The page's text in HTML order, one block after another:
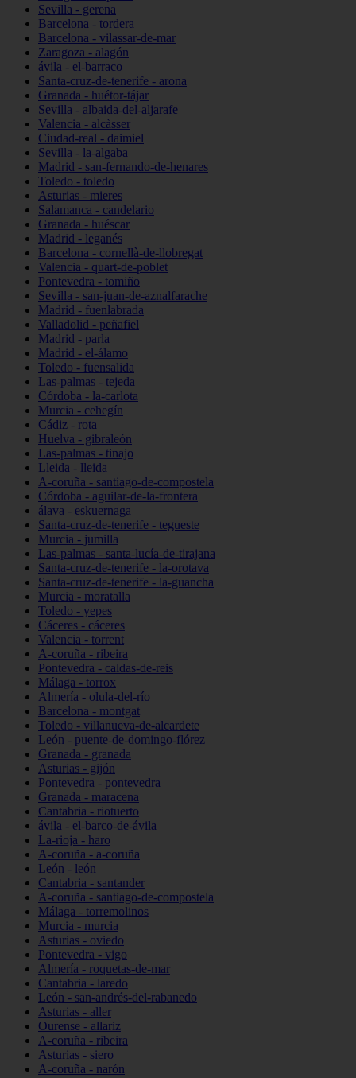
Sevilla - gerena
Barcelona - tordera
Barcelona - vilassar-de-mar
Zaragoza - alagón
ávila - el-barraco
Santa-cruz-de-tenerife - arona
Granada - huétor-tájar
Sevilla - albaida-del-aljarafe
Valencia - alcàsser
Ciudad-real - daimiel
Sevilla - la-algaba
Madrid - san-fernando-de-henares
Toledo - toledo
Asturias - mieres
Salamanca - candelario
Granada - huéscar
Madrid - leganés
Barcelona - cornellà-de-llobregat
Valencia - quart-de-poblet
Pontevedra - tomiño
Sevilla - san-juan-de-aznalfarache
Madrid - fuenlabrada
Valladolid - peñafiel
Madrid - parla
Madrid - el-álamo
Toledo - fuensalida
Las-palmas - tejeda
Córdoba - la-carlota
Murcia - cehegín
Cádiz - rota
Huelva - gibraleón
Las-palmas - tinajo
Lleida - lleida
A-coruña - santiago-de-compostela
Córdoba - aguilar-de-la-frontera
álava - eskuernaga
Santa-cruz-de-tenerife - tegueste
Murcia - jumilla
Las-palmas - santa-lucía-de-tirajana
Santa-cruz-de-tenerife - la-orotava
Santa-cruz-de-tenerife - la-guancha
Murcia - moratalla
Toledo - yepes
Cáceres - cáceres
Valencia - torrent
A-coruña - ribeira
Pontevedra - caldas-de-reis
Málaga - torrox
Almería - olula-del-río
Barcelona - montgat
Toledo - villanueva-de-alcardete
León - puente-de-domingo-flórez
Granada - granada
Asturias - gijón
Pontevedra - pontevedra
Granada - maracena
Cantabria - riotuerto
ávila - el-barco-de-ávila
La-rioja - haro
A-coruña - a-coruña
León - león
Cantabria - santander
A-coruña - santiago-de-compostela
Málaga - torremolinos
Murcia - murcia
Asturias - oviedo
Pontevedra - vigo
Almería - roquetas-de-mar
Cantabria - laredo
León - san-andrés-del-rabanedo
Asturias - aller
Ourense - allariz
A-coruña - ribeira
Asturias - siero
A-coruña - narón